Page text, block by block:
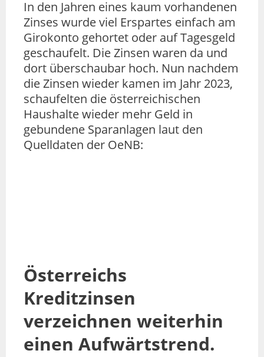
In den Jahren eines kaum vorhandenen
Zinses wurde viel Erspartes einfach am
Girokonto gehortet oder auf Tagesgeld
geschaufelt. Die Zinsen waren da und
dort überschaubar hoch. Nun nachdem
die Zinsen wieder kamen im Jahr 2023,
schaufelten die österreichischen
Haushalte wieder mehr Geld in
gebundene Sparanlagen laut den
Quelldaten der OeNB:
Österreichs
Kreditzinsen
verzeichnen weiterhin
einen Aufwärtstrend.